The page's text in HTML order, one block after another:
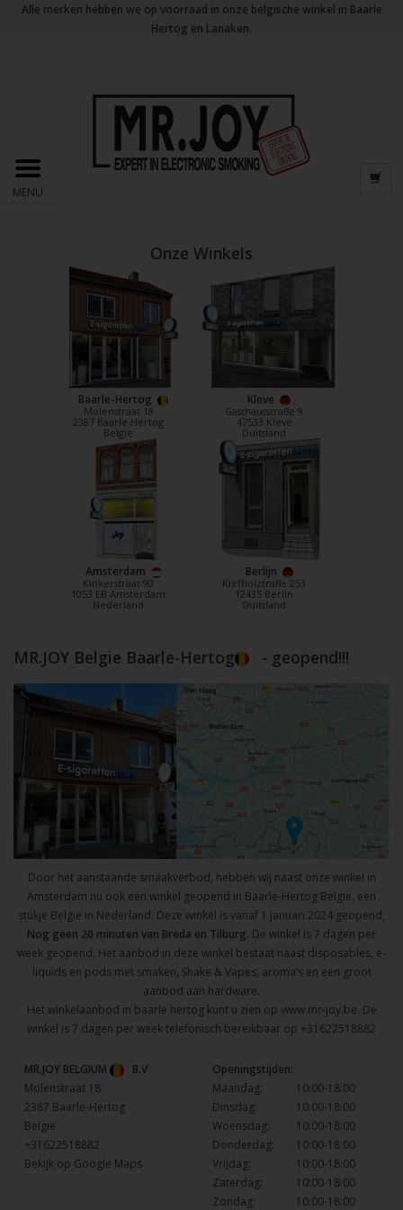
Alle merken hebben we op voorraad in onze belgische winkel in Baarle
Hertog en Lanaken.
MENU
Onze Winkels
Baarle-Hertog
Molenstraat 18
2387 Baarle-Hertog
België
Kleve
Gasthausstraße 9
47533 Kleve
Duitsland
Amsterdam
Kinkerstraat 90
1053 EB Amsterdam
Nederland
Berlijn
Kiefholztraße 253
12435 Berlin
Duitsland
MR.JOY Belgie Baarle-Hertog - geopend!!!
Door het aanstaande smaakverbod, hebben wij naast onze winkel in
Amsterdam nu ook een winkel geopend in Baarle-Hertog Belgie, een
stukje Belgie in Nederland. Deze winkel is vanaf 1 januari 2024 geopend,
Nog geen 20 minuten van Breda en Tilburg. De winkel is 7 dagen per
week geopend. Het aanbod in deze winkel bestaat naast disposables, e-
liquids en pods met smaken, Shake & Vapes, aroma’s en een groot
aanbod aan hardware.
Het winkelaanbod in baarle hertog kunt u zien op www.mr-joy.be. De
winkel is 7 dagen per week telefonisch bereikbaar op +31622518882
MR.JOY BELGIUM
B.V
Molenstraat 18
2387 Baarle-Hertog
België
+31622518882
Bekijk op Google Maps
Openingstijden:
Maandag:
10:00-18:00
Dinsdag:
10:00-18:00
Woensdag:
10:00-18:00
Donderdag:
10:00-18:00
Vrijdag:
10:00-18:00
Zaterdag:
10:00-18:00
Zondag:
10:00-18:00